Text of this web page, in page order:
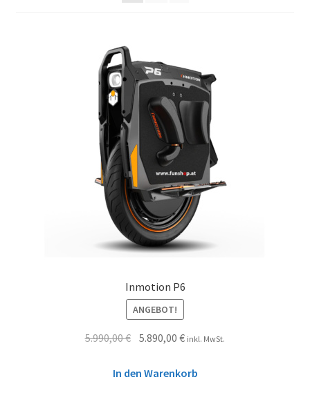
Inmotion P6
ANGEBOT!
5.990,00€ 5.890,00€ inkl. MwSt.
In den Warenkorb